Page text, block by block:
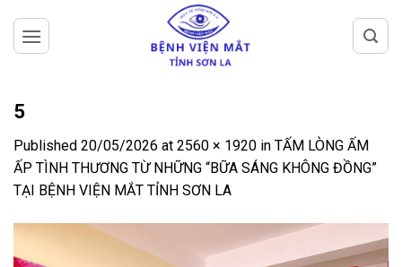
content
5
Published 20/05/2026 at 2560 × 1920 in TẤM LÒNG ẤM
ẤP TÌNH THƯƠNG TỪ NHỮNG “BỮA SÁNG KHÔNG ĐỒNG”
TẠI BỆNH VIỆN MẮT TỈNH SƠN LA